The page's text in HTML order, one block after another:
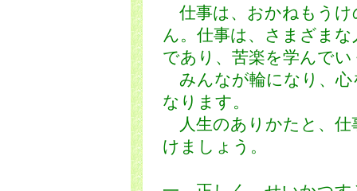
仕事は、おかねもうけ
ん。仕事は、さまざま
であり、苦楽を学んで
みんなが輪になり、心
なります。
人生のありかたと、仕
けましょう。